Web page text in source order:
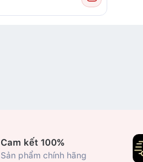
Cam kết 100%
Sản phẩm chính hãng